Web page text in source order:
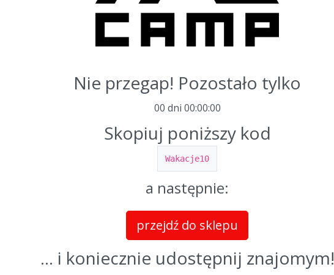
Nie przegap! Pozostało tylko
00 dni 00:00:00
Skopiuj poniższy kod
Wakacje10
a następnie:
przejdź do sklepu
... i koniecznie udostępnij znajomym!